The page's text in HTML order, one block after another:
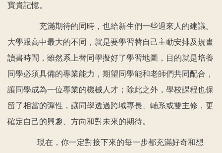
寶貴記憶。
充滿期待的同時，也給新生們一些過來人的建議。
大學跟高中最大的不同，就是要學習替自己主動安排及規畫
讀書時間，雖然系上替同學擬好了學習地圖，目的就是培養
同學必須具備的專業能力，期望同學能和老師們共同配合，
讓同學成為一位專業的機械人才；除此之外，學校課程也保
留了相當的彈性，讓同學透過跨域專長、輔系或雙主修，更
確定自己的興趣、方向和對未來的期待。
現在，你一定對接下來的每一步都充滿好奇和想